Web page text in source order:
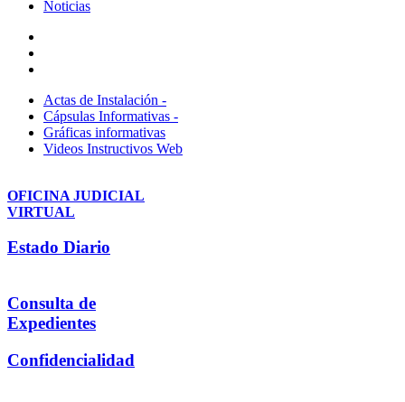
Noticias
Actas de Instalación -
Cápsulas Informativas -
Gráficas informativas
Videos Instructivos Web
OFICINA JUDICIAL
VIRTUAL
Estado Diario
Consulta de
Expedientes
Confidencialidad